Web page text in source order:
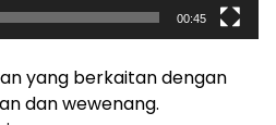
00:45
yang berkaitan dengan
dan wewenang.